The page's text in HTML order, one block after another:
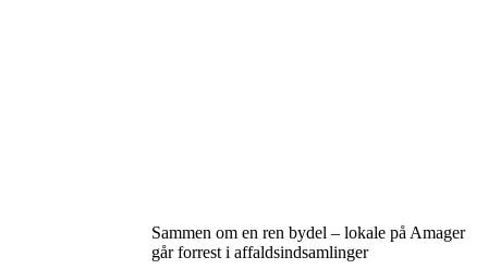
Sammen om en ren bydel – lokale på Amager
går forrest i affaldsindsamlinger